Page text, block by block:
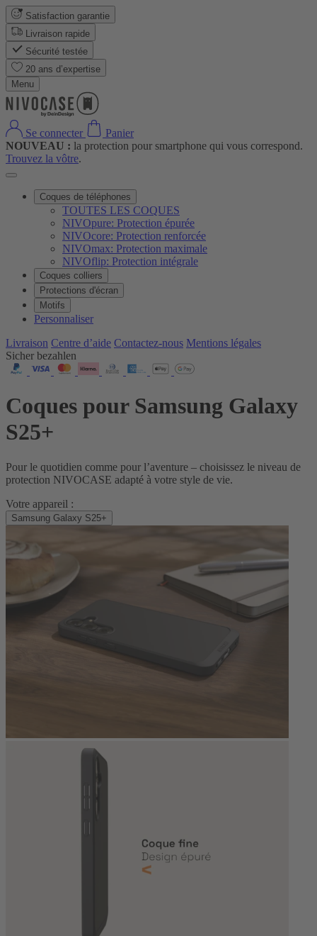
Satisfaction garantie
Livraison rapide
Sécurité testée
20 ans d’expertise
Menu
Se connecter
Panier
NOUVEAU : la protection pour smartphone qui vous correspond.
Trouvez la vôtre.
Coques de téléphones
TOUTES LES COQUES
NIVOpure: Protection épurée
NIVOcore: Protection renforcée
NIVOmax: Protection maximale
NIVOflip: Protection intégrale
Coques colliers
Protections d'écran
Motifs
Personnaliser
Livraison Centre d’aide Contactez‑nous Mentions légales
Sicher bezahlen
Coques pour Samsung Galaxy
S25+
Pour le quotidien comme pour l’aventure – choisissez le niveau de
protection NIVOCASE adapté à votre style de vie.
Votre appareil :
Samsung Galaxy S25+